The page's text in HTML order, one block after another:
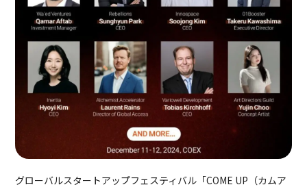
グローバルスタートアップフェスティバル「COME UP（カムア